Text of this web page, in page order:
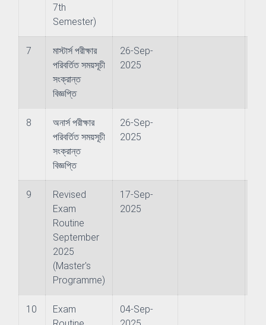
and Guidance
Evaluation Commitee
7th
Semester)
7
মাস্টার্স পরীক্ষার
পরিবর্তিত সময়সূচী
সংক্রান্ত
বিজ্ঞপ্তি
26-Sep-
2025
8
অনার্স পরীক্ষার
পরিবর্তিত সময়সূচী
সংক্রান্ত
বিজ্ঞপ্তি
26-Sep-
2025
9
Revised
Exam
Routine
September
2025
(Master's
Programme)
17-Sep-
2025
10
Exam
04-Sep-